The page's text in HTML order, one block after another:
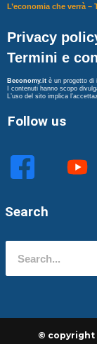
L’economia che verrà
Privacy
Termini e
Beconomy.it è un progetto di
I contenuti hanno scopo
L’uso del sito implica
Follow us
Search
© copyright